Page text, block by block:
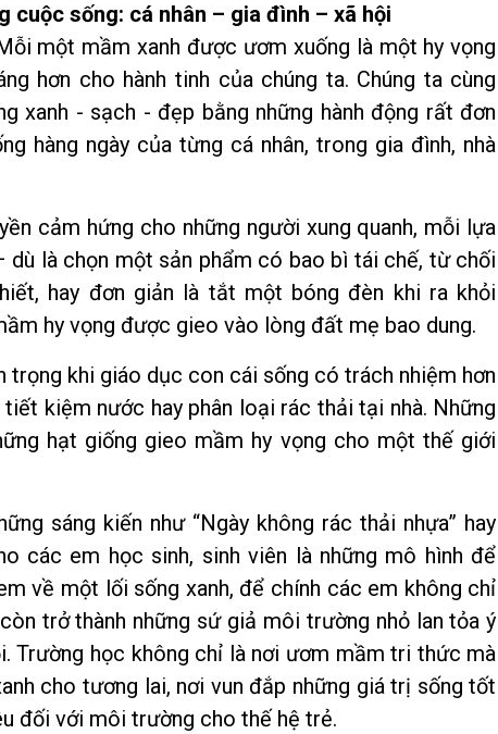
cuộc sống: cá nhân – gia đình – xã hội
một mầm xanh được ươm xuống là một hy vọng
hơn cho hành tinh của chúng ta. Chúng ta cùng
xanh - sạch - đẹp bằng những hành động rất đơn
hàng ngày của từng cá nhân, trong gia đình, nhà
cảm hứng cho những người xung quanh, mỗi lựa
dù là chọn một sản phẩm có bao bì tái chế, từ chối
hay đơn giản là tắt một bóng đèn khi ra khỏi
hy vọng được gieo vào lòng đất mẹ bao dung.
trọng khi giáo dục con cái sống có trách nhiệm hơn
kiệm nước hay phân loại rác thải tại nhà. Những
hạt giống gieo mầm hy vọng cho một thế giới
sáng kiến như “Ngày không rác thải nhựa” hay
các em học sinh, sinh viên là những mô hình để
về một lối sống xanh, để chính các em không chỉ
trở thành những sứ giả môi trường nhỏ lan tỏa ý
Trường học không chỉ là nơi ươm mầm tri thức mà
cho tương lai, nơi vun đắp những giá trị sống tốt
đối với môi trường cho thế hệ trẻ.